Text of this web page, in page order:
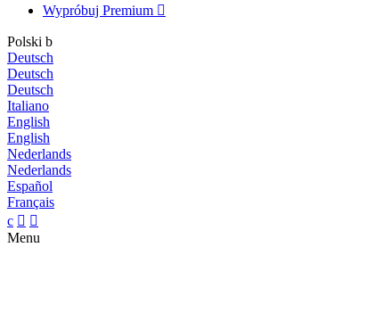
Wypróbuj Premium 
Polski b
Deutsch
Deutsch
Deutsch
Italiano
English
English
Nederlands
Nederlands
Español
Français
c  
Menu